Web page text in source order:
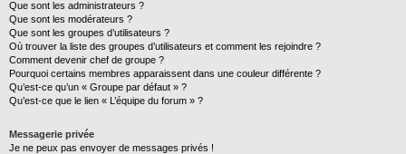
Que sont les administrateurs ?
Que sont les modérateurs ?
Que sont les groupes d’utilisateurs ?
Où trouver la liste des groupes d’utilisateurs et comment les rejoindre ?
Comment devenir chef de groupe ?
Pourquoi certains membres apparaissent dans une couleur différente ?
Qu’est-ce qu’un « Groupe par défaut » ?
Qu’est-ce que le lien « L’équipe du forum » ?
Messagerie privée
Je ne peux pas envoyer de messages privés !